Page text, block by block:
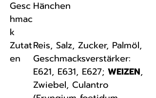
Gesc
hmac
k
Hänchen
Zutat
en
Reis, Salz, Zucker, Palmöl,
Geschmacksverstärker:
E621, E631, E627; WEIZEN,
Zwiebel, Culantro